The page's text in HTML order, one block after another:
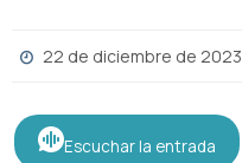
22 de diciembre de 2023
Escuchar la entrada